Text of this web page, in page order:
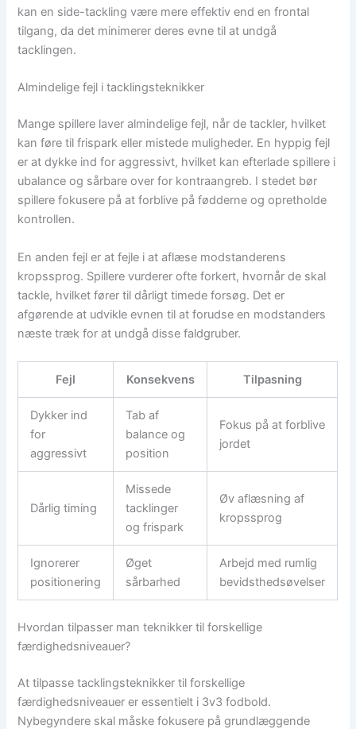
kan en side-tackling være mere effektiv end en frontal
tilgang, da det minimerer deres evne til at undgå
tacklingen.
Almindelige fejl i tacklingsteknikker
Mange spillere laver almindelige fejl, når de tackler, hvilket
kan føre til frispark eller mistede muligheder. En hyppig fejl
er at dykke ind for aggressivt, hvilket kan efterlade spillere i
ubalance og sårbare over for kontraangreb. I stedet bør
spillere fokusere på at forblive på fødderne og opretholde
kontrollen.
En anden fejl er at fejle i at aflæse modstanderens
kropssprog. Spillere vurderer ofte forkert, hvornår de skal
tackle, hvilket fører til dårligt timede forsøg. Det er
afgørende at udvikle evnen til at forudse en modstanders
næste træk for at undgå disse faldgruber.
Fejl Konsekvens Tilpasning
Dykker ind
for
aggressivt
Tab af
balance og
position
Fokus på at forblive
jordet
Dårlig timing
Missede
tacklinger
og frispark
Øv aflæsning af
kropssprog
Ignorerer
positionering
Øget
sårbarhed
Arbejd med rumlig
bevidsthedsøvelser
Hvordan tilpasser man teknikker til forskellige
færdighedsniveauer?
At tilpasse tacklingsteknikker til forskellige
færdighedsniveauer er essentielt i 3v3 fodbold.
Nybegyndere skal måske fokusere på grundlæggende